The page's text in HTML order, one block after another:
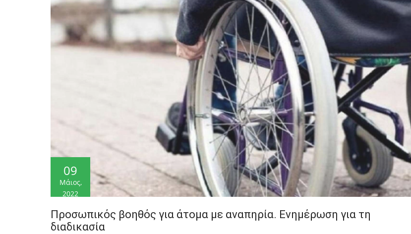
09
Μάιος,
2022
Προσωπικός βοηθός για άτομα με αναπηρία. Ενημέρωση για τη
διαδικασία